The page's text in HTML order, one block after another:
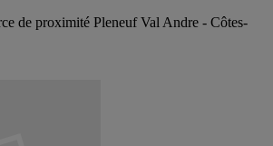
de proximité Pleneuf Val Andre - Côtes-